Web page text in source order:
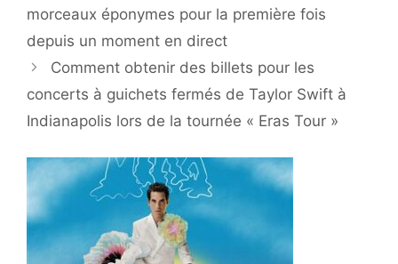
morceaux éponymes pour la première fois
depuis un moment en direct
Comment obtenir des billets pour les
concerts à guichets fermés de Taylor Swift à
Indianapolis lors de la tournée « Eras Tour »